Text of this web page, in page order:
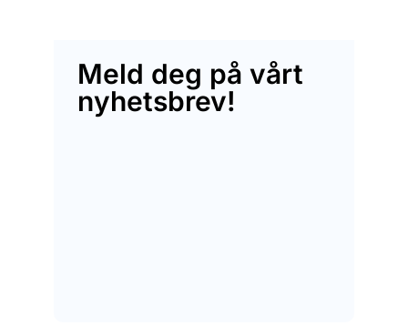
Meld deg på vårt
nyhetsbrev!